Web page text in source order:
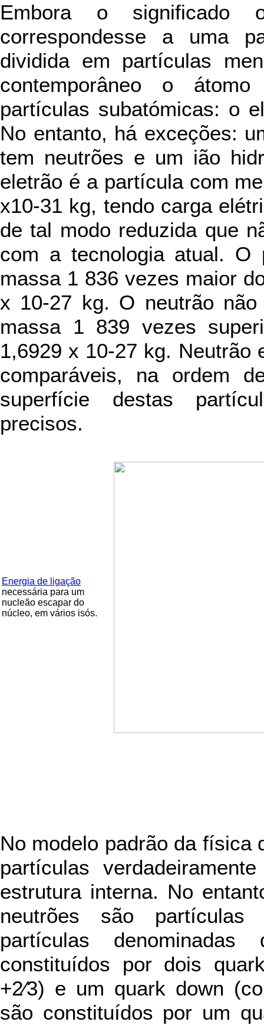
Embora o significado
correspondesse a uma
dividida em partículas
contemporâneo o
partículas subatómicas: o
No entanto, há exceções:
tem neutrões e um ião
eletrão é a partícula com
x10-31 kg, tendo carga
de tal modo reduzida que
com a tecnologia atual. O
massa 1 836 vezes maior
x 10-27 kg. O neutrão
massa 1 839 vezes
1,6929 x 10-27 kg. Neutrão
comparáveis, na ordem
superfície destas
precisos.
Energia de ligação
necessária para um
nucleão escapar do
núcleo, em vários isós.
No modelo padrão da física
partículas
estrutura interna. No
neutrões são partículas
partículas
constituídos por dois
+2⁄3) e um quark down
são constituídos por um